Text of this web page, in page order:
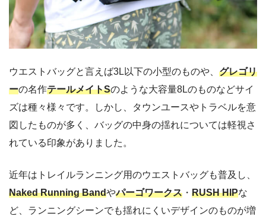
ウエストバッグと言えば3L以下の小型のものや、 グレゴリ
ーの名作テールメイトSのような大容量8Lのものなどサイ
ズは種々様々です。しかし、タウンユースやトラベルを意
図したものが多く、バッグの中身の揺れについては軽視さ
れている印象がありました。
近年はトレイルランニング用のウエストバッグも普及し、
Naked Running Bandやパーゴワークス ・ RUSH HIPな
ど、ランニングシーンでも揺れにくいデザインのものが増